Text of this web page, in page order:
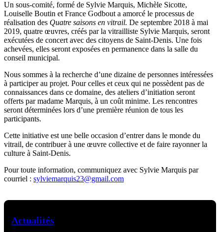
Un sous-comité, formé de Sylvie Marquis, Michèle Sicotte,
Louiselle Boutin et France Godbout a amorcé le processus de
réalisation des Quatre saisons en vitrail. De septembre 2018 à mai
2019, quatre œuvres, créés par la vitrailliste Sylvie Marquis, seront
exécutées de concert avec des citoyens de Saint-Denis. Une fois
achevées, elles seront exposées en permanence dans la salle du
conseil municipal.
Nous sommes à la recherche d’une dizaine de personnes intéressées
à participer au projet. Pour celles et ceux qui ne possèdent pas de
connaissances dans ce domaine, des ateliers d’initiation seront
offerts par madame Marquis, à un coût minime. Les rencontres
seront déterminées lors d’une première réunion de tous les
participants.
Cette initiative est une belle occasion d’entrer dans le monde du
vitrail, de contribuer à une œuvre collective et de faire rayonner la
culture à Saint-Denis.
Pour toute information, communiquez avec Sylvie Marquis par
courriel : sylviemarquis23@gmail.com
Actualités